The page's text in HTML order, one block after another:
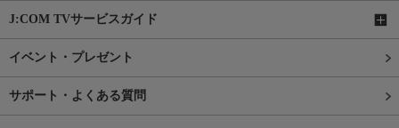
J:COM TVサービスガイド
イベント・プレゼント
サポート・よくある質問